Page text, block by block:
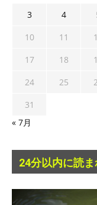
3
4
10
11
17
18
24
25
31
« 7月
24分以内に読